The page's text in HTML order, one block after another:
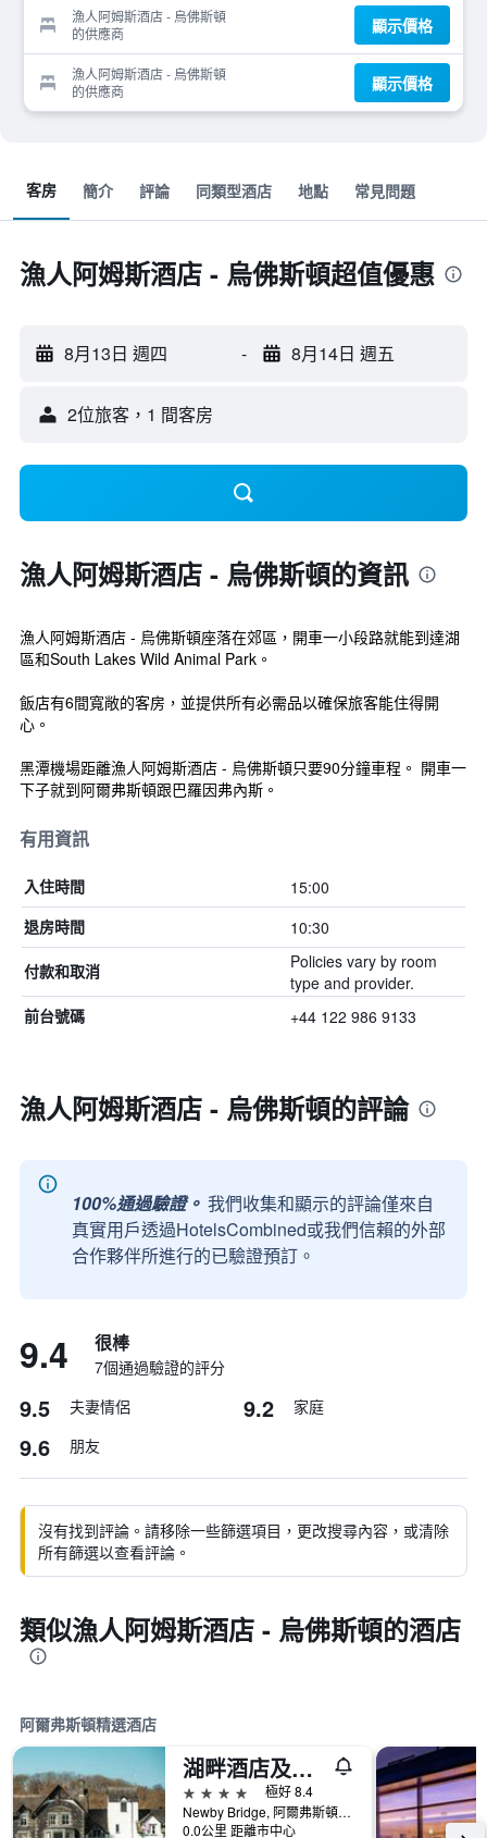
漁人阿姆斯酒店 - 烏佛斯頓
的供應商
顯示價格
漁人阿姆斯酒店 - 烏佛斯頓
的供應商
顯示價格
客房 簡介 評論 同類型酒店 地點 常見問題
漁人阿姆斯酒店 - 烏佛斯頓超值優惠
8月13日 週四 - 8月14日 週五
2位旅客，1 間客房
漁人阿姆斯酒店 - 烏佛斯頓的資訊
漁人阿姆斯酒店 - 烏佛斯頓座落在郊區，開車一小段路就能到達湖
區和South Lakes Wild Animal Park。
飯店有6間寬敞的客房，並提供所有必需品以確保旅客能住得開
心。
黑潭機場距離漁人阿姆斯酒店 - 烏佛斯頓只要90分鐘車程。 開車一
下子就到阿爾弗斯頓跟巴羅因弗內斯。
有用資訊
入住時間 15:00
退房時間 10:30
付款和取消
Policies vary by room
type and provider.
前台號碼 +44 122 986 9133
漁人阿姆斯酒店 - 烏佛斯頓的評論
100%通過驗證。 我們收集和顯示的評論僅來自
真實用戶透過HotelsCombined或我們信賴的外部
合作夥伴所進行的已驗證預訂。
9.4 很棒
7個通過驗證的評分
9.5 夫妻情侶 9.2 家庭
9.6 朋友
沒有找到評論。請移除一些篩選項目，更改搜尋內容，或清除
所有篩選以查看評論。
類似漁人阿姆斯酒店 - 烏佛斯頓的酒店
阿爾弗斯頓精選酒店
湖畔酒店及水療中心
4星級
極好 8.4
Newby Bridge, 阿爾弗斯頓, 英國
0.0公里 距離市中心